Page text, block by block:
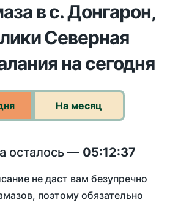
в с. Донгарон,
Северная
на сегодня
На месяц
осталось — 05:12:37
не даст вам безупречно
поэтому обязательно